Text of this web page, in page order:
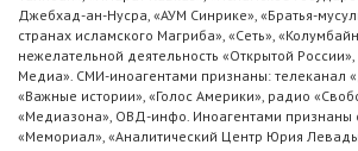
Джебхад-ан-Нусра, «АУМ Синрике», «Братья-
странах исламского Магриба», «Сеть»,
нежелательной деятельность «Открытой
Медиа». СМИ-иноагентами признаны: телеканал
«Важные истории», «Голос Америки», радио
«Медиазона», ОВД-инфо. Иноагентами признаны
«Мемориал», «Аналитический Центр Юрия